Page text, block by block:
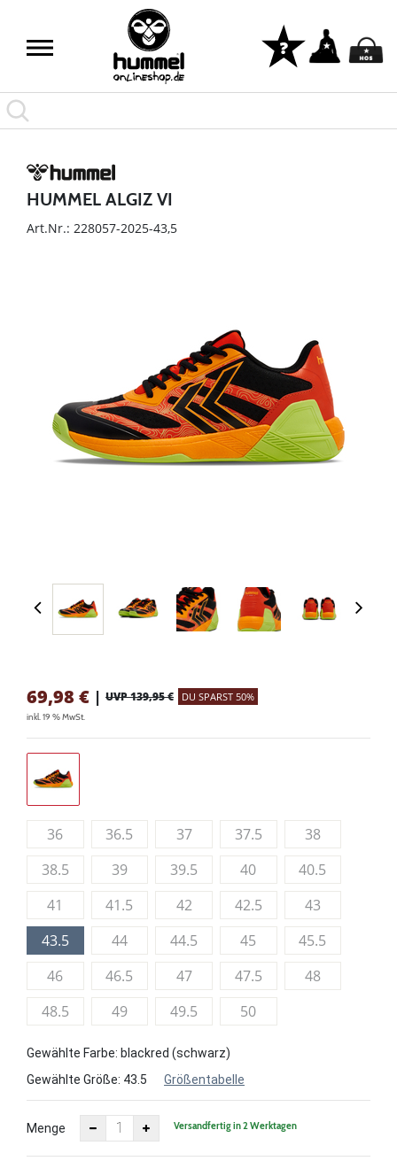
HUMMEL ALGIZ VI
Art.Nr.: 228057-2025-43,5
69,98 € | UVP 139,95 € DU SPARST 50%
inkl. 19 % MwSt.
36 36.5 37 37.5
38
38.5
39 39.5 40
40.5
41
41.5 42 42.5
43
43.5
44 44.5 45
45.5
46
46.5 47 47.5
48
48.5
49 49.5 50
Gewählte Farbe: blackred (schwarz)
Gewählte Größe: 43.5 Größentabelle
Menge Versandfertig in 2 Werktagen